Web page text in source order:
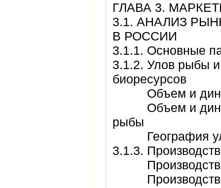
ГЛАВА 3.
3.1. АНАЛИЗ
В РОССИИ
3.1.1. Основные
3.1.2. Улов рыбы
биоресурсов
Объем и
Объем и
рыбы
География
3.1.3.